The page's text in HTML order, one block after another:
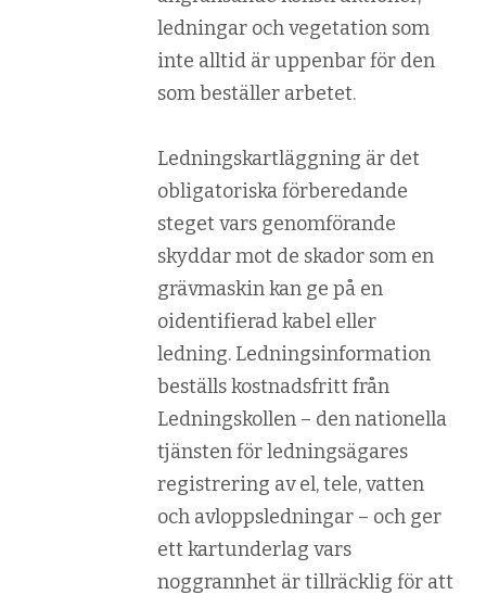
ledningar och vegetation som
inte alltid är uppenbar för den
som beställer arbetet.
Ledningskartläggning är det
obligatoriska förberedande
steget vars genomförande
skyddar mot de skador som en
grävmaskin kan ge på en
oidentifierad kabel eller
ledning. Ledningsinformation
beställs kostnadsfritt från
Ledningskollen – den nationella
tjänsten för ledningsägares
registrering av el, tele, vatten
och avloppsledningar – och ger
ett kartunderlag vars
noggrannhet är tillräcklig för att